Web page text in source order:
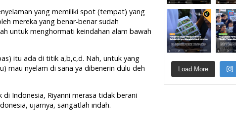
yang memiliki spot (tempat) yang
mereka yang benar-benar sudah
untuk menghormati keindahan alam bawah
itu ada di titik a,b,c,d. Nah, untuk yang
mau nyelam di sana ya dibenerin dulu deh
Indonesia, Riyanni merasa tidak berani
ujarnya, sangatlah indah.
Load More